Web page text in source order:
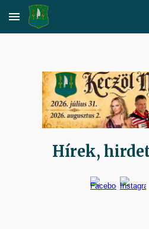
Skip to main content
Hírek,